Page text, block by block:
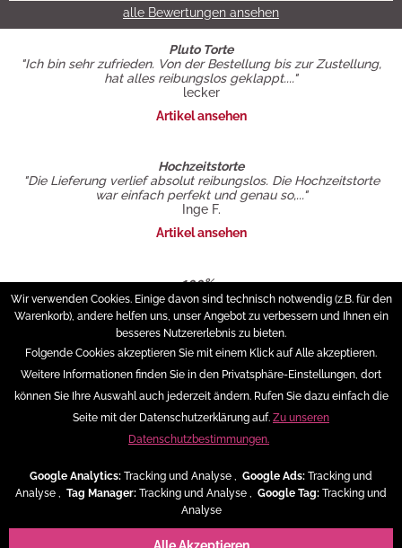
alle Bewertungen ansehen
Pluto Torte
"Ich bin sehr zufrieden. Von der Bestellung bis zur Zustellung,
hat alles reibungslos geklappt...."
lecker
Artikel ansehen
Hochzeitstorte
"Die Lieferung verlief absolut reibungslos. Die Hochzeitstorte
war einfach perfekt und genau so,..."
Inge F.
Artikel ansehen
100%...
"Die Torte sah sehr schön aus und war unglaublich lecker. Wir
konnten schon vorab bei..."
Michaela Unger
Artikel ansehen
Service Hotline
Shop Service
Informationen
Versand & Zahlungsarten
Wir verwenden Cookies. Einige davon sind technisch notwendig (z.B. für den
Warenkorb), andere helfen uns, unser Angebot zu verbessern und Ihnen ein
besseres Nutzererlebnis zu bieten.
Folgende Cookies akzeptieren Sie mit einem Klick auf Alle akzeptieren.
Weitere Informationen finden Sie in den Privatsphäre-Einstellungen, dort
können Sie Ihre Auswahl auch jederzeit ändern. Rufen Sie dazu einfach die
Seite mit der Datenschutzerklärung auf. Zu unseren
Datenschutzbestimmungen.
Google Analytics: Tracking und Analyse , Google Ads: Tracking und
Analyse , Tag Manager: Tracking und Analyse , Google Tag: Tracking und
Analyse